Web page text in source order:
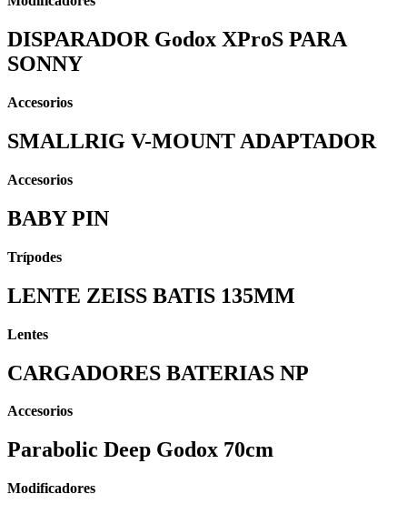
DISPARADOR Godox XProS PARA
SONNY
Accesorios
SMALLRIG V-MOUNT ADAPTADOR
Accesorios
BABY PIN
Trípodes
LENTE ZEISS BATIS 135MM
Lentes
CARGADORES BATERIAS NP
Accesorios
Parabolic Deep Godox 70cm
Modificadores